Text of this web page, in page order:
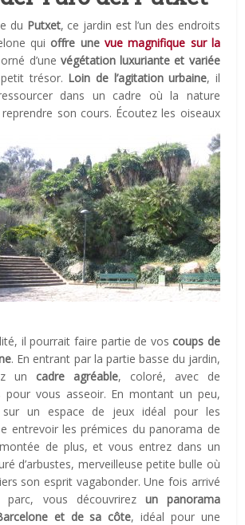
du Putxet, ce jardin est l’un des endroits
qui offre une vue magnifique sur la
d’une végétation luxuriante et variée
trésor. Loin de l’agitation urbaine, il
dans un cadre où la nature
son cours. Écoutez les oiseaux
il pourrait faire partie de vos coups de
. En entrant par la partie basse du jardin,
un cadre agréable, coloré, avec de
pour vous asseoir. En montant un peu,
un espace de jeux idéal pour les
entrevoir les prémices du panorama de
de plus, et vous entrez dans un
d’arbustes, merveilleuse petite bulle où
son esprit vagabonder. Une fois arrivé
vous découvrirez un panorama
et de sa côte, idéal pour une